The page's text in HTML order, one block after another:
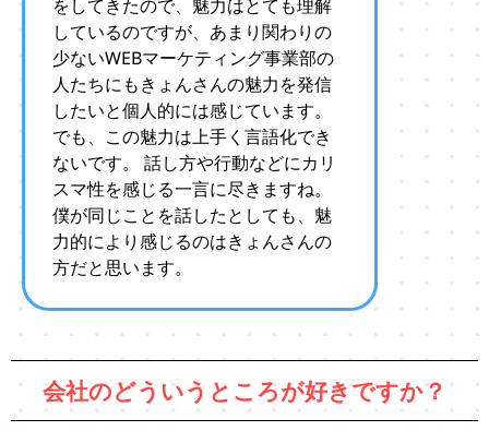
をしてきたので、魅力はとても理解
しているのですが、あまり関わりの
少ないWEBマーケティング事業部の
人たちにもきょんさんの魅力を発信
したいと個人的には感じています。
でも、この魅力は上手く言語化でき
ないです。 話し方や行動などにカリ
スマ性を感じる一言に尽きますね。
僕が同じことを話したとしても、魅
力的により感じるのはきょんさんの
方だと思います。
会社のどういうところが好きですか？